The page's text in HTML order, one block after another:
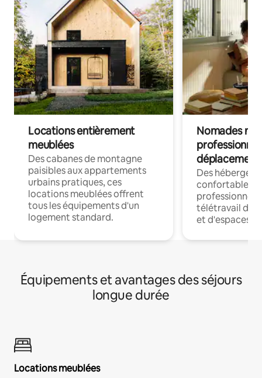
Locations entièrement
meublées
Des cabanes de montagne
paisibles aux appartements
urbains pratiques, ces
locations meublées offrent
tous les équipements d'un
logement standard.
Nomades
déplacement
Des
confortables
professionnels
télétravail
et d'espaces
Équipements et avantages des séjours
longue durée
Locations meublées